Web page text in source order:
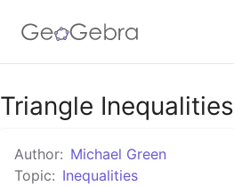
Google Classroom
GeoGebra Classroom
Triangle Inequalities
Author: Michael Green
Topic: Inequalities